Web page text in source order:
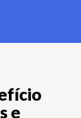
e